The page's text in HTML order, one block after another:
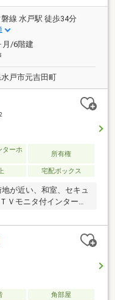
磐線 水戸駅 徒歩34分
月/6階建
戸市元吉田町
2
ターホ
所有権
宅配ボックス
が近い、和室、セキュ
Ｖモニタ付インターホ
角部屋